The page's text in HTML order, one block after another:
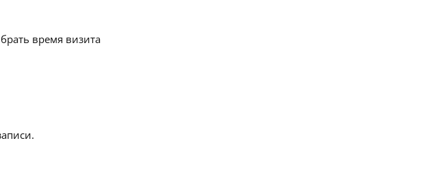
время визита